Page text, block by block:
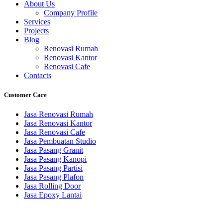
About Us
Company Profile
Services
Projects
Blog
Renovasi Rumah
Renovasi Kantor
Renovasi Cafe
Contacts
Customer Care
Jasa Renovasi Rumah
Jasa Renovasi Kantor
Jasa Renovasi Cafe
Jasa Pembuatan Studio
Jasa Pasang Granit
Jasa Pasang Kanopi
Jasa Pasang Partisi
Jasa Pasang Plafon
Jasa Rolling Door
Jasa Epoxy Lantai